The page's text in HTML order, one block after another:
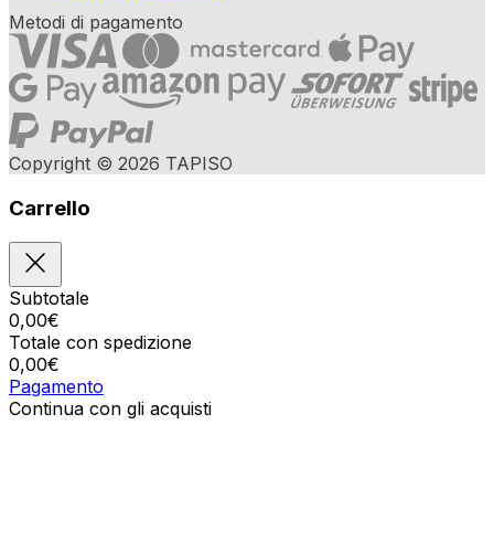
Metodi di pagamento
Copyright © 2026 TAPISO
Carrello
Subtotale
0,00€
Totale con spedizione
0,00€
Pagamento
Continua con gli acquisti